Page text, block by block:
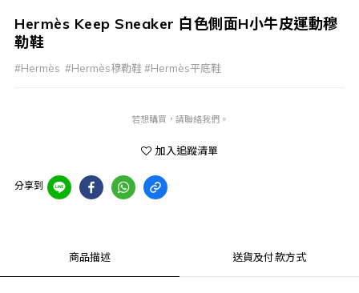
Hermès Keep Sneaker 白色側面H小牛皮運動穆
勒鞋
#Hermès  #Hermès穆勒鞋 #Hermès平底鞋
若想購買，請聯絡我們。
加入追蹤清單
分享到
商品描述 送貨及付款方式